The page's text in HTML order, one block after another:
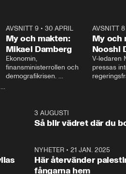
AVSNITT 9• 30 APRIL
My och makten:
Mikael Damberg
Ekonomin,
finansministerrollen och
demografikrisen.
och Makten.
AVSNITT 8
My och
Nooshi
V-ledaren
pressas
– Vi ställer
vara med
1:063 AUGUSTI
Så blir vädret där du
NYHETER •21 JAN. 2025
Här återvänder
fångarna hem